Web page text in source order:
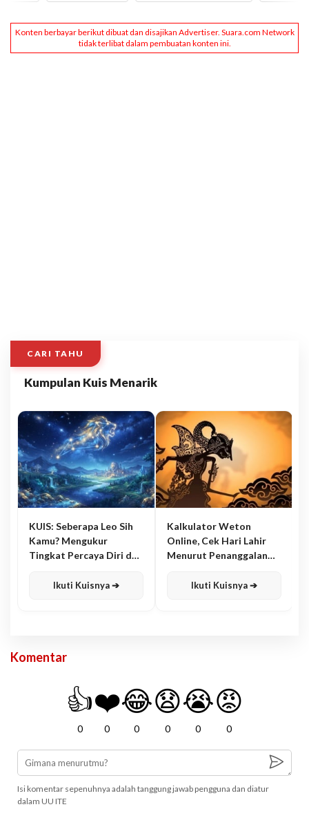
CARI TAHU
Kumpulan Kuis Menarik
KUIS: Seberapa Leo Sih
Kamu? Mengukur
Tingkat Percaya Diri dan
Ikuti Kuisnya ➔
Kalkulator Weton
Online, Cek Hari Lahir
Menurut Penanggalan
Ikuti Kuisnya ➔
Komentar
👍
0
❤️
0
😂
0
😧
0
😭
0
😡
0
Isi komentar sepenuhnya adalah tanggung jawab pengguna dan diatur
dalam UU ITE